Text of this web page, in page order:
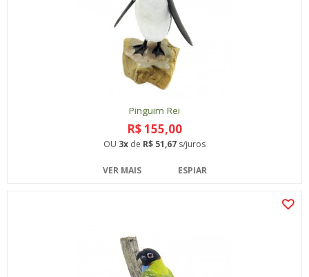
Pinguim Rei
R$ 155,00
OU 3x de R$ 51,67 s/juros
VER MAIS ESPIAR